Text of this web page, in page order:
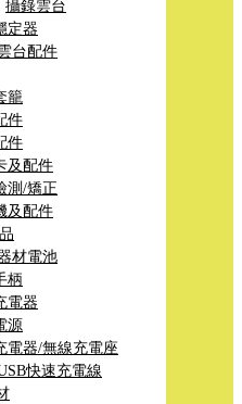
攝錄雲台
定器
台配件
籠
件
件
及配件
測/矯正
及配件
材電池
柄
電器
源
電器/無線充電座
快速充電線